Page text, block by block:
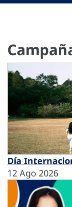
Día
12 Ago 2026